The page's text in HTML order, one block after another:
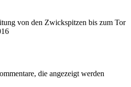
die angezeigt werden